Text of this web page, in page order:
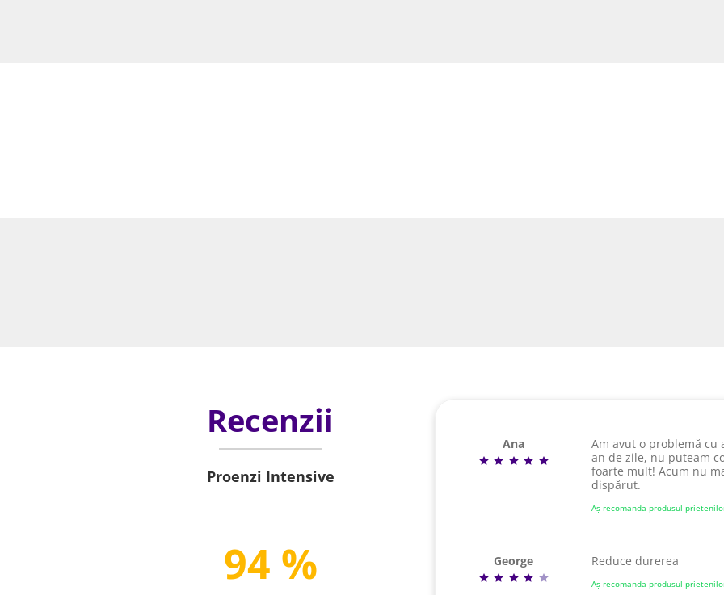
Recenzii
Proenzi Intensive
94 %
Ana
Am avut o problemă
an de zile, nu puteam
foarte mult! Acum nu
dispărut.
Aș recomanda produsul
George Reduce durerea
Aș recomanda produsul